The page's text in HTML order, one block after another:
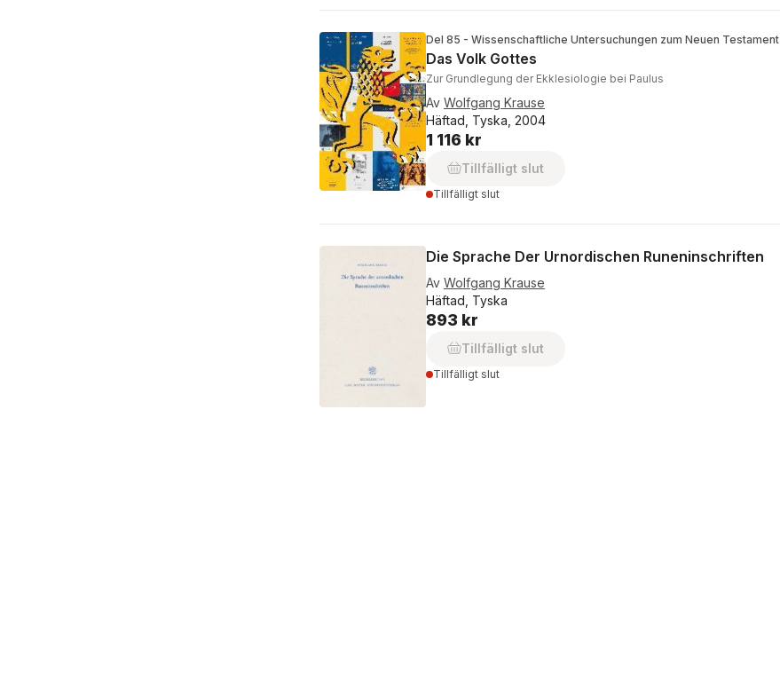
Del 85 - Wissenschaftliche Untersuchungen zum Neuen Testament
Das Volk Gottes
Zur Grundlegung der Ekklesiologie bei Paulus
Av Wolfgang Krause
Häftad, Tyska, 2004
1 116 kr
Tillfälligt slut
Tillfälligt slut
Die Sprache Der Urnordischen Runeninschriften
Av Wolfgang Krause
Häftad, Tyska
893 kr
Tillfälligt slut
Tillfälligt slut